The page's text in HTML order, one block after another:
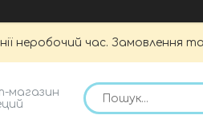
неробочий час. Замовлення
магазин